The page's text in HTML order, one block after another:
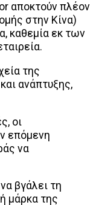
αποκτούν πλέον
στην Κίνα)
καθεμία εκ των
της
ανάπτυξης,
οι
επόμενη
να
βγάλει τη
μάρκα της